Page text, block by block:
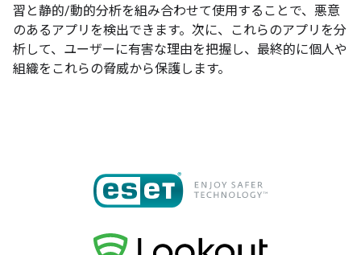
習と静的/動的分析を組み合わせて使用することで、悪意
のあるアプリを検出できます。次に、これらのアプリを分
析して、ユーザーに有害な理由を把握し、最終的に個人や
組織をこれらの脅威から保護します。